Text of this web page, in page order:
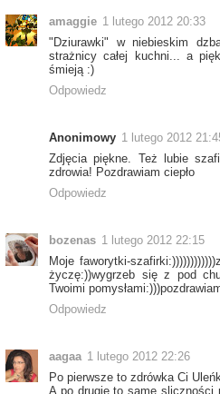
amaggie 1 lutego 2012 20:33
"Dziurawki" w niebieskim
strażnicy całej kuchni... a
śmieją :)
Odpowiedz
Anonimowy 1 lutego 2012
Zdjęcia piękne. Też lubie
zdrowia! Pozdrawiam ciepło
Odpowiedz
bozenas 1 lutego 2012 22:15
Moje faworytki-
życzę:))wygrzeb się z pod
Twoimi
Odpowiedz
aagaa 1 lutego 2012 22:26
Po pierwsze to zdrówka Ci
A po drugie to same sliczności